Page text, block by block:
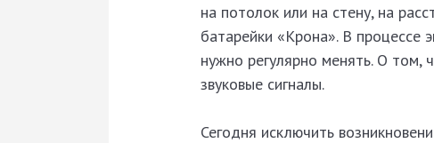
на потолок или на стену, на
батарейки «Крона». В процессе
нужно регулярно менять. О том,
звуковые сигналы.
Сегодня исключить